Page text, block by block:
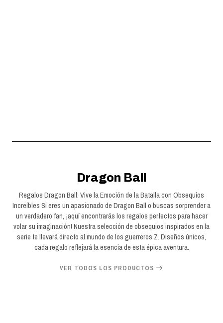
Dragon Ball
Regalos Dragon Ball: Vive la Emoción de la Batalla con Obsequios
Increíbles Si eres un apasionado de Dragon Ball o buscas sorprender a
un verdadero fan, ¡aquí encontrarás los regalos perfectos para hacer
volar su imaginación! Nuestra selección de obsequios inspirados en la
serie te llevará directo al mundo de los guerreros Z. Diseños únicos,
cada regalo reflejará la esencia de esta épica aventura.
VER TODOS LOS PRODUCTOS